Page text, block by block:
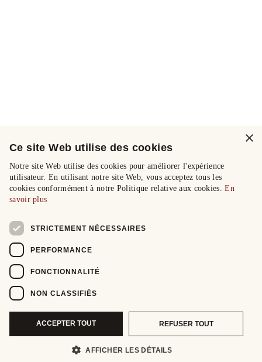
×
Ce site Web utilise des cookies
Notre site Web utilise des cookies pour améliorer l'expérience
utilisateur. En utilisant notre site Web, vous acceptez tous les
cookies conformément à notre Politique relative aux cookies.En
savoir plus
STRICTEMENT NÉCESSAIRES
PERFORMANCE
FONCTIONNALITÉ
NON CLASSIFIÉS
ACCEPTER TOUT REFUSER TOUT
AFFICHER LES DÉTAILS